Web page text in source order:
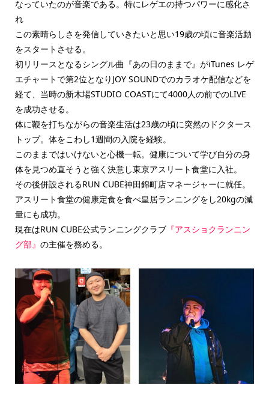
なっていたのが音楽である。特にレゲエの持つパワーに感化さ
れ
この素晴らしさを発信していきたいと思い19歳の頃に音楽活動
をスタートさせる。
初リリースとなるシングル曲『あの日のままで』がiTunes レゲ
エチャートで第2位となりJOY SOUNDでのカラオケ配信などを
経て、当時の新木場STUDIO COASTにて4000人の前でのLIVE
を成功させる。
体に鞭を打ちながらの音楽生活は23歳の頃に突然のドクタース
トップ。体をこわし1週間の入院を経験。
このままではいけないと心機一転。健康について学び自分の身
体を見つめ直そうと強く決意し東京アスリート食堂に入社。
その後併設されるRUN CUBE神田錦町店マネージャーに就任。
アスリート食堂の健康定食を食べ皇居ランニングをし20kgの減
量にも成功。
現在はRUN CUBE公式ランニングクラブ『アスショクランニン
グ部』 の主催を務める。